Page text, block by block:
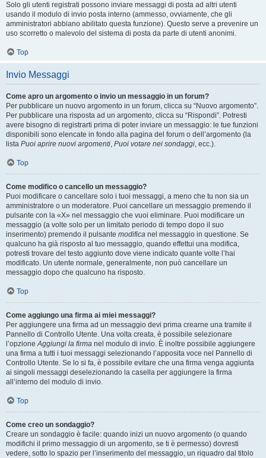
Solo gli utenti registrati possono inviare messaggi di posta ad altri utenti
usando il modulo di invio posta interno (ammesso, ovviamente, che gli
amministratori abbiano abilitato questa funzione). Questo serve a prevenire un
uso scorretto o malevolo del sistema di posta da parte di utenti anonimi.
Top
Invio Messaggi
Come apro un argomento o invio un messaggio in un forum?
Per pubblicare un nuovo argomento in un forum, clicca su “Nuovo argomento”.
Per pubblicare una risposta ad un argomento, clicca su “Rispondi”. Potresti
avere bisogno di registrarti prima di poter inviare un messaggio: le tue funzioni
disponibili sono elencate in fondo alla pagina del forum o dell’argomento (la
lista Puoi aprire nuovi argomenti, Puoi votare nei sondaggi, ecc.).
Top
Come modifico o cancello un messaggio?
Puoi modificare o cancellare solo i tuoi messaggi, a meno che tu non sia un
amministratore o un moderatore. Puoi cancellare un messaggio premendo il
pulsante con la «X» nel messaggio che vuoi eliminare. Puoi modificare un
messaggio (a volte solo per un limitato periodo di tempo dopo il suo
inserimento) premendo il pulsante modifica nel messaggio in questione. Se
qualcuno ha già risposto al tuo messaggio, quando effettui una modifica,
potresti trovare del testo aggiunto dove viene indicato quante volte l’hai
modificato. Un utente normale, generalmente, non può cancellare un
messaggio dopo che qualcuno ha risposto.
Top
Come aggiungo una firma ai miei messaggi?
Per aggiungere una firma ad un messaggio devi prima crearne una tramite il
Pannello di Controllo Utente. Una volta creata, è possibile selezionare
l’opzioneAggiungi la firma nel modulo di invio. È inoltre possibile aggiungere
una firma a tutti i tuoi messaggi selezionando l’apposita voce nel Pannello di
Controllo Utente. Se lo si fa, è possibile evitare che una firma venga aggiunta
ai singoli messaggi deselezionando la casella per aggiungere la firma
all’interno del modulo di invio.
Top
Come creo un sondaggio?
Creare un sondaggio è facile: quando inizi un nuovo argomento (o quando
modifichi il primo messaggio di un argomento, se ti è permesso) dovresti
vedere, sotto lo spazio per l’inserimento del messaggio, un riquadro dal titolo